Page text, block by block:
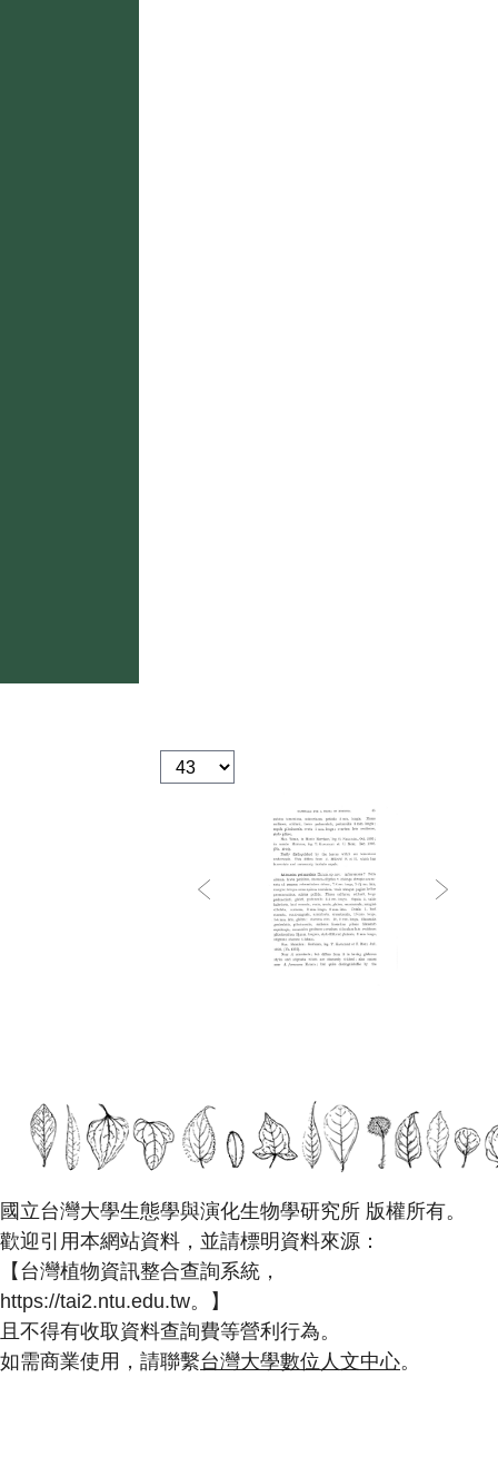
國立台灣大學生態學與演化生物學研究所 版權所有。
歡迎引用本網站資料，並請標明資料來源：
【台灣植物資訊整合查詢系統，
https://tai2.ntu.edu.tw。】
且不得有收取資料查詢費等營利行為。
如需商業使用，請聯繫台灣大學數位人文中心。